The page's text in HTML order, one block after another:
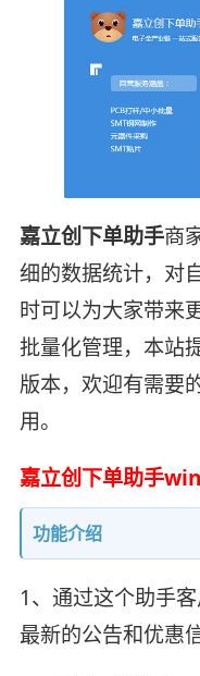
嘉立创下单助手商
细的数据统计，对
时可以为大家带来
批量化管理，本站
版本，欢迎有需要
用。
嘉立创下单助手
功能介绍
1、通过这个助手
最新的公告和优惠